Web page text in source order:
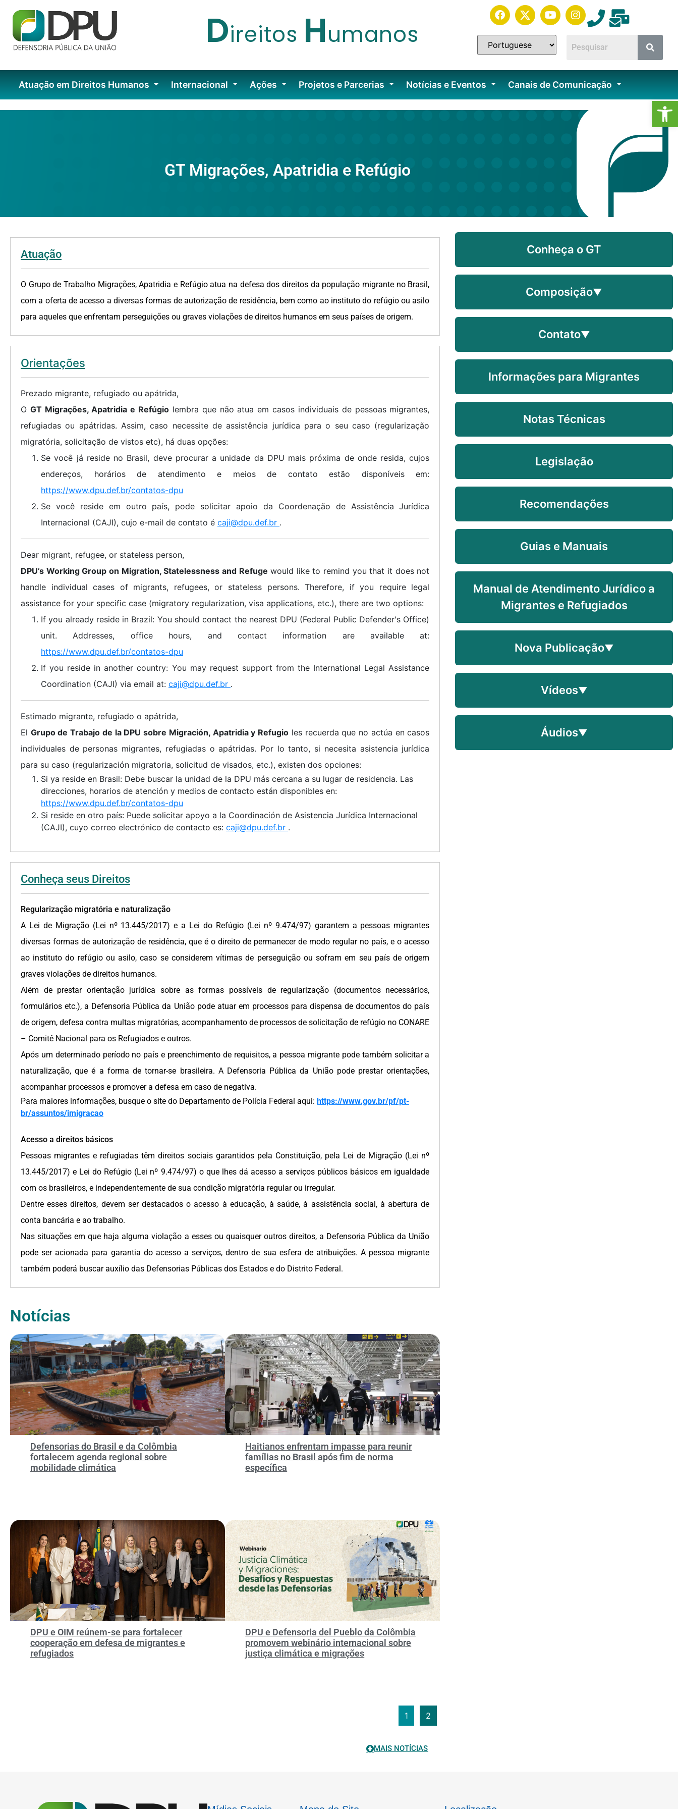
Direitos Humanos
Atuação em Direitos Humanos Internacional Ações Projetos e Parcerias Notícias e Eventos Canais de Comunicação
GT Migrações, Apatridia e Refúgio
Atuação
O Grupo de Trabalho Migrações, Apatridia e Refúgio atua na defesa dos direitos da população migrante no Brasil,
com a oferta de acesso a diversas formas de autorização de residência, bem como ao instituto do refúgio ou asilo
para aqueles que enfrentam perseguições ou graves violações de direitos humanos em seus países de origem.
Orientações
Prezado migrante, refugiado ou apátrida,
O GT Migrações, Apatridia e Refúgio lembra que não atua em casos individuais de pessoas migrantes,
refugiadas ou apátridas. Assim, caso necessite de assistência jurídica para o seu caso (regularização
migratória, solicitação de vistos etc), há duas opções:
Se você já reside no Brasil, deve procurar a unidade da DPU mais próxima de onde resida, cujos
endereços, horários de atendimento e meios de contato estão disponíveis em:
https://www.dpu.def.br/contatos-dpu
Se você reside em outro país, pode solicitar apoio da Coordenação de Assistência Jurídica
Internacional (CAJI), cujo e-mail de contato é caji@dpu.def.br .
Dear migrant, refugee, or stateless person,
DPU’s Working Group on Migration, Statelessness and Refuge would like to remind you that it does not
handle individual cases of migrants, refugees, or stateless persons. Therefore, if you require legal
assistance for your specific case (migratory regularization, visa applications, etc.), there are two options:
If you already reside in Brazil: You should contact the nearest DPU (Federal Public Defender's Office)
unit. Addresses, office hours, and contact information are available at:
https://www.dpu.def.br/contatos-dpu
If you reside in another country: You may request support from the International Legal Assistance
Coordination (CAJI) via email at: caji@dpu.def.br .
Estimado migrante, refugiado o apátrida,
El Grupo de Trabajo de la DPU sobre Migración, Apatridia y Refugio les recuerda que no actúa en casos
individuales de personas migrantes, refugiadas o apátridas. Por lo tanto, si necesita asistencia jurídica
para su caso (regularización migratoria, solicitud de visados, etc.), existen dos opciones:
Si ya reside en Brasil: Debe buscar la unidad de la DPU más cercana a su lugar de residencia. Las
direcciones, horarios de atención y medios de contacto están disponibles en:
https://www.dpu.def.br/contatos-dpu
Si reside en otro país: Puede solicitar apoyo a la Coordinación de Asistencia Jurídica Internacional
(CAJI), cuyo correo electrónico de contacto es: caji@dpu.def.br .
Conheça seus Direitos
Regularização migratória e naturalização
A Lei de Migração (Lei nº 13.445/2017) e a Lei do Refúgio (Lei nº 9.474/97) garantem a pessoas migrantes
diversas formas de autorização de residência, que é o direito de permanecer de modo regular no país, e o acesso
ao instituto do refúgio ou asilo, caso se considerem vítimas de perseguição ou sofram em seu país de origem
graves violações de direitos humanos.
Além de prestar orientação jurídica sobre as formas possíveis de regularização (documentos necessários,
formulários etc.), a Defensoria Pública da União pode atuar em processos para dispensa de documentos do país
de origem, defesa contra multas migratórias, acompanhamento de processos de solicitação de refúgio no CONARE
– Comitê Nacional para os Refugiados e outros.
Após um determinado período no país e preenchimento de requisitos, a pessoa migrante pode também solicitar a
naturalização, que é a forma de tornar-se brasileira. A Defensoria Pública da União pode prestar orientações,
acompanhar processos e promover a defesa em caso de negativa.
Para maiores informações, busque o site do Departamento de Polícia Federal aqui: https://www.gov.br/pf/pt-
br/assuntos/imigracao
Acesso a direitos básicos
Pessoas migrantes e refugiadas têm direitos sociais garantidos pela Constituição, pela Lei de Migração (Lei nº
13.445/2017) e Lei do Refúgio (Lei nº 9.474/97) o que lhes dá acesso a serviços públicos básicos em igualdade
com os brasileiros, e independentemente de sua condição migratória regular ou irregular.
Dentre esses direitos, devem ser destacados o acesso à educação, à saúde, à assistência social, à abertura de
conta bancária e ao trabalho.
Nas situações em que haja alguma violação a esses ou quaisquer outros direitos, a Defensoria Pública da União
pode ser acionada para garantia do acesso a serviços, dentro de sua esfera de atribuições. A pessoa migrante
também poderá buscar auxílio das Defensorias Públicas dos Estados e do Distrito Federal.
Notícias
Defensorias do Brasil e da Colômbia
fortalecem agenda regional sobre
mobilidade climática
Haitianos enfrentam impasse para reunir
famílias no Brasil após fim de norma
específica
DPU e OIM reúnem-se para fortalecer
cooperação em defesa de migrantes e
refugiados
DPU e Defensoria del Pueblo da Colômbia
promovem webinário internacional sobre
justiça climática e migrações
1 2
MAIS NOTÍCIAS
Conheça o GT
Composição▼
Contato▼
Informações para Migrantes
Notas Técnicas
Legislação
Recomendações
Guias e Manuais
Manual de Atendimento Jurídico a
Migrantes e Refugiados
Nova Publicação▼
Vídeos▼
Áudios▼